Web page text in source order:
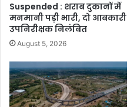
Suspended : शराब दुकानों में
मनमानी पड़ी भारी, दो आबकारी
उपनिरीक्षक निलंबित
August 5, 2026